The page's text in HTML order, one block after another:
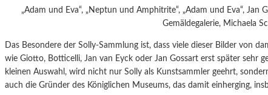
„Adam und Eva“, „Neptun und Amphitrite“, „Adam und Eva“,
Gemäldegalerie, Michaela
Das Besondere der Solly-Sammlung ist, dass viele dieser Bilder von
wie Giotto, Botticelli, Jan van Eyck oder Jan Gossart erst später sehr
kleinen Auswahl, wird nicht nur Solly als Kunstsammler geehrt,
auch die Gründer des Königlichen Museums, das damit einherging,